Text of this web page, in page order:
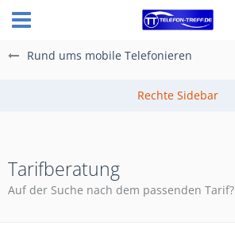
Rund ums mobile Telefonieren
Tarifberatung
Auf der Suche nach dem passenden Tarif?